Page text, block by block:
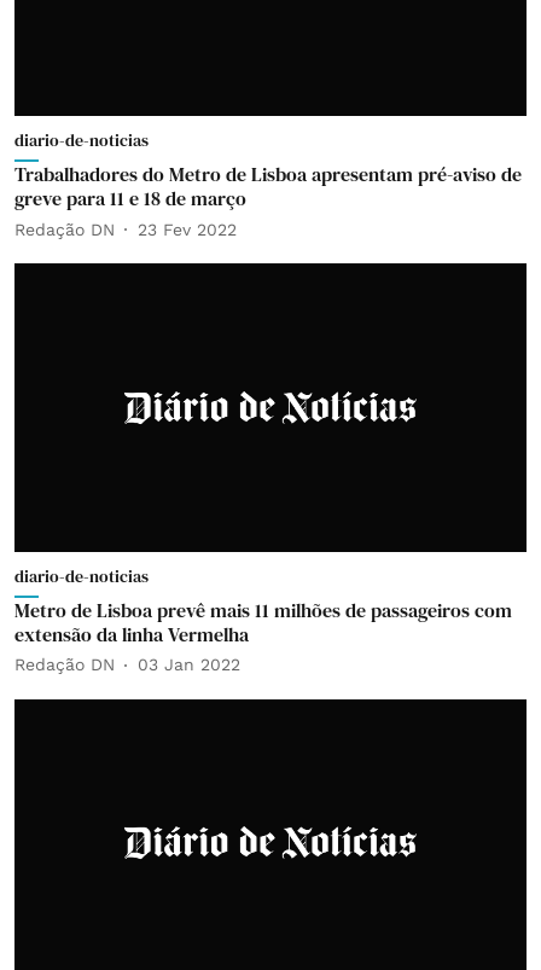
diario-de-noticias
Trabalhadores do Metro de Lisboa apresentam pré-aviso de
greve para 11 e 18 de março
Redação DN 23 Fev 2022
diario-de-noticias
Metro de Lisboa prevê mais 11 milhões de passageiros com
extensão da linha Vermelha
Redação DN 03 Jan 2022